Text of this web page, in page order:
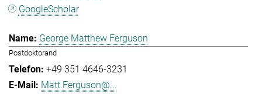
GoogleScholar
George Matthew Ferguson
Postdoktorand
+49 351 4646-3231
Matt.Ferguson@...